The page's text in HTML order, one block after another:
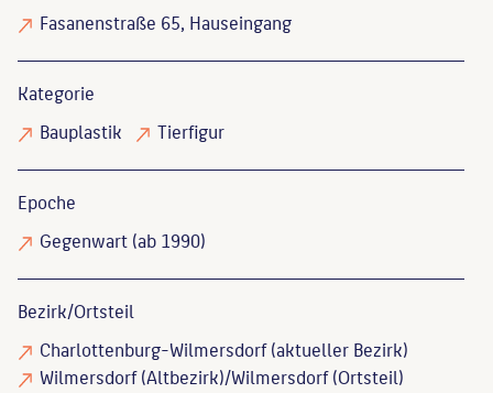
Fasanenstraße 65, Hauseingang
Kategorie
Bauplastik
Tierfigur
Epoche
Gegenwart (ab 1990)
Bezirk/Ortsteil
Charlottenburg-Wilmersdorf (aktueller Bezirk)
Wilmersdorf (Altbezirk)/Wilmersdorf (Ortsteil)